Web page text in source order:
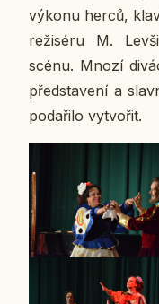
výkonu herců,
re­ži­sé­ru M.
scénu. Mnozí
před­sta­ve­ní a
po­da­ři­lo vy­tvo­řit.